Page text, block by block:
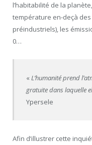
l’habitabilité de la
température en-deçà
préindustriels), les
0…
« L’humanité prend
gratuite dans laquelle
Ypersele
Afin d’illustrer cette